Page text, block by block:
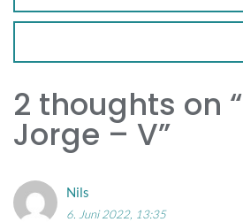
2 thoughts on “
Jorge – V”
Nils
6. Juni 2022, 13:35